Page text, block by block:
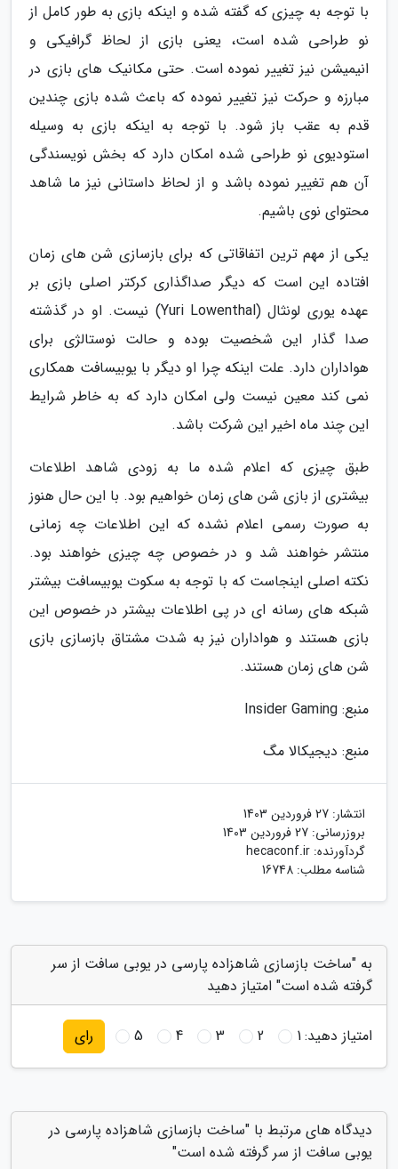
با توجه به چیزی که گفته شده و اینکه بازی به طور کامل از
نو طراحی شده است، یعنی بازی از لحاظ گرافیکی و
انیمیشن نیز تغییر نموده است. حتی مکانیک های بازی در
مبارزه و حرکت نیز تغییر نموده که باعث شده بازی چندین
قدم به عقب باز شود. با توجه به اینکه بازی به وسیله
استودیوی نو طراحی شده امکان دارد که بخش نویسندگی
آن هم تغییر نموده باشد و از لحاظ داستانی نیز ما شاهد
محتوای نوی باشیم.
یکی از مهم ترین اتفاقاتی که برای بازسازی شن های زمان
افتاده این است که دیگر صداگذاری کرکتر اصلی بازی بر
عهده یوری لونثال (Yuri Lowenthal) نیست. او در گذشته
صدا گذار این شخصیت بوده و حالت نوستالژی برای
هواداران دارد. علت اینکه چرا او دیگر با یوبیسافت همکاری
نمی کند معین نیست ولی امکان دارد که به خاطر شرایط
این چند ماه اخیر این شرکت باشد.
طبق چیزی که اعلام شده ما به زودی شاهد اطلاعات
بیشتری از بازی شن های زمان خواهیم بود. با این حال هنوز
به صورت رسمی اعلام نشده که این اطلاعات چه زمانی
منتشر خواهند شد و در خصوص چه چیزی خواهند بود.
نکته اصلی اینجاست که با توجه به سکوت یوبیسافت بیشتر
شبکه های رسانه ای در پی اطلاعات بیشتر در خصوص این
بازی هستند و هواداران نیز به شدت مشتاق بازسازی بازی
شن های زمان هستند.
منبع: Insider Gaming
منبع: دیجیکالا مگ
انتشار: 27 فروردین 1403
بروزرسانی: 27 فروردین 1403
گردآورنده: hecaconf.ir
شناسه مطلب: 16748
به "ساخت بازسازی شاهزاده پارسی در یوبی سافت از سر
گرفته شده است" امتیاز دهید
امتیاز دهید:1
2
3
4
5 رای
دیدگاه های مرتبط با "ساخت بازسازی شاهزاده پارسی در
یوبی سافت از سر گرفته شده است"